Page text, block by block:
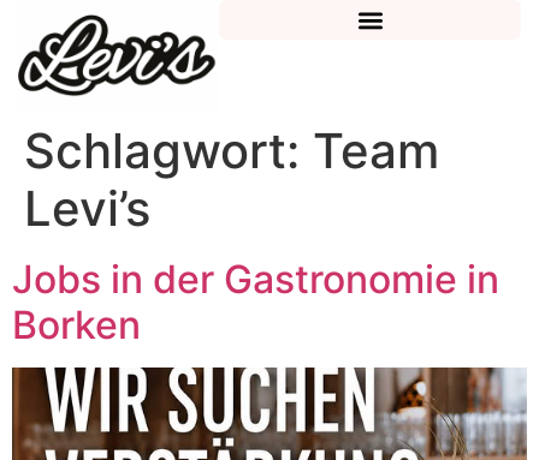
Schlagwort: Team
Levi’s
Jobs in der Gastronomie in
Borken